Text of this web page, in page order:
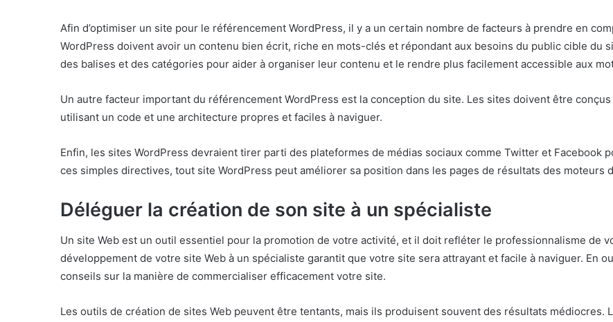
Afin d’optimiser un site pour le référencement WordPress, il y a un certain nombre de facteurs à prendre en
WordPress doivent avoir un contenu bien écrit, riche en mots-clés et répondant aux besoins du public cible du
des balises et des catégories pour aider à organiser leur contenu et le rendre plus facilement accessible aux
Un autre facteur important du référencement WordPress est la conception du site. Les sites doivent être
utilisant un code et une architecture propres et faciles à naviguer.
Enfin, les sites WordPress devraient tirer parti des plateformes de médias sociaux comme Twitter et Facebook
ces simples directives, tout site WordPress peut améliorer sa position dans les pages de résultats des moteurs
Déléguer la création de son site à un spécialiste
Un site Web est un outil essentiel pour la promotion de votre activité, et il doit refléter le professionnalisme de
développement de votre site Web à un spécialiste garantit que votre site sera attrayant et facile à naviguer. En
conseils sur la manière de commercialiser efficacement votre site.
Les outils de création de sites Web peuvent être tentants, mais ils produisent souvent des résultats médiocres.